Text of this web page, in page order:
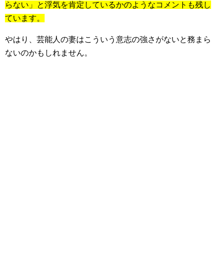
らない」と浮気を肯定しているかのようなコメントも残し
ています。
やはり、芸能人の妻はこういう意志の強さがないと務まら
ないのかもしれません。